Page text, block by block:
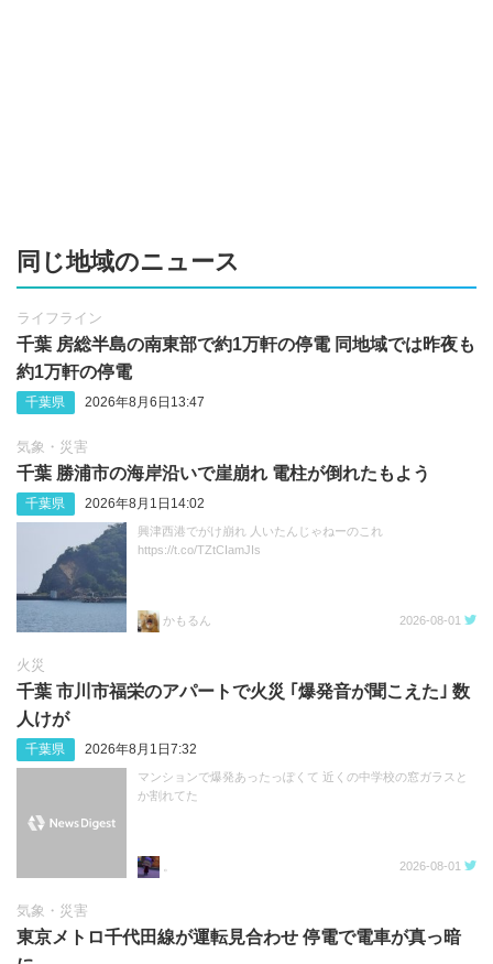
同じ地域のニュース
ライフライン
千葉 房総半島の南東部で約1万軒の停電 同地域では昨夜も
約1万軒の停電
千葉県 2026年8月6日13:47
気象・災害
千葉 勝浦市の海岸沿いで崖崩れ 電柱が倒れたもよう
千葉県 2026年8月1日14:02
興津西港でがけ崩れ 人いたんじゃねーのこれ
https://t.co/TZtCIamJIs
かもるん 2026-08-01
火災
千葉 市川市福栄のアパートで火災 ｢爆発音が聞こえた｣ 数
人けが
千葉県 2026年8月1日7:32
マンションで爆発あったっぽくて 近くの中学校の窓ガラスと
か割れてた
2026-08-01
気象・災害
東京メトロ千代田線が運転見合わせ 停電で電車が真っ暗